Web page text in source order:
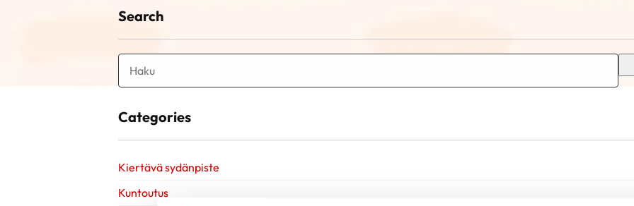
Search
Categories
Kiertävä sydänpiste
Kuntoutus